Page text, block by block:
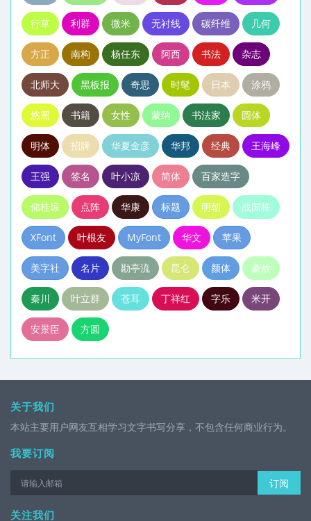
行草 利群 微米 无衬线 碳纤维 几何
方正 南构 杨任东 阿西 书法 杂志
北师大 黑板报 奇思 时髦 日本 涂鸦
悠黑 书籍 女性 蒙纳 书法家 圆体
明体 招牌 华夏金彦 华邦 经典 王海峰
王强 签名 叶小凉 简体 百家造字
储桂琼 点阵 华康 标题 明朝 战国栋
XFont 叶根友 MyFont 华文 苹果
美字社 名片 勘亭流 昆仑 颜体 豪放
秦川 叶立群 苍耳 丁祥红 字乐 米开
安景臣 方圆
关于我们
本站主要用户网友互相学习文字书写分享，不包含任何商业行为。
我要订阅
订阅
关注我们